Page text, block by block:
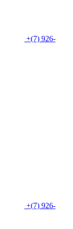
+(7) 926-
+(7) 926-